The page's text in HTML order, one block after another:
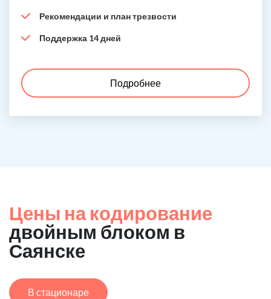
Рекомендации и план трезвости
Поддержка 14 дней
Подробнее
Цены на кодирование
двойным блоком в
Саянске
В стационаре